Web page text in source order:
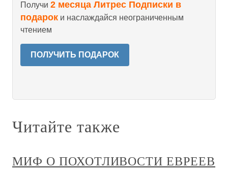
Получи 2 месяца Литрес Подписки в
подарок и наслаждайся неограниченным
чтением
ПОЛУЧИТЬ ПОДАРОК
Читайте также
МИФ О ПОХОТЛИВОСТИ ЕВРЕЕВ